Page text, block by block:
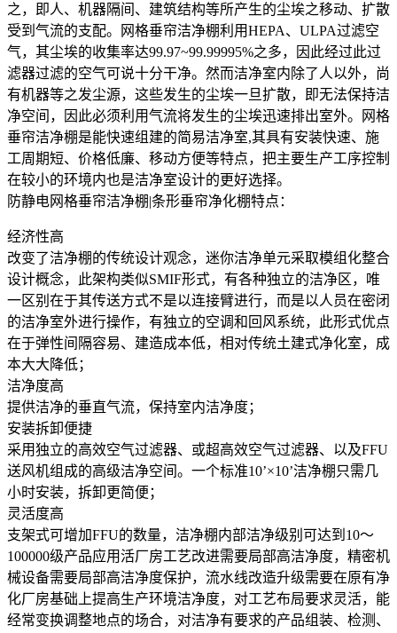
之，即人、机器隔间、建筑结构等所产生的尘埃之移动、扩散
受到气流的支配。网格垂帘洁净棚利用HEPA、ULPA过滤空
气，其尘埃的收集率达99.97~99.99995%之多，因此经过此过
滤器过滤的空气可说十分干净。然而洁净室内除了人以外，尚
有机器等之发尘源，这些发生的尘埃一旦扩散，即无法保持洁
净空间，因此必须利用气流将发生的尘埃迅速排出室外。网格
垂帘洁净棚是能快速组建的简易洁净室,其具有安装快速、施
工周期短、价格低廉、移动方便等特点，把主要生产工序控制
在较小的环境内也是洁净室设计的更好选择。
防静电网格垂帘洁净棚|条形垂帘净化棚特点：
经济性高
改变了洁净棚的传统设计观念，迷你洁净单元采取模组化整合
设计概念，此架构类似SMIF形式，有各种独立的洁净区，唯
一区别在于其传送方式不是以连接臂进行，而是以人员在密闭
的洁净室外进行操作，有独立的空调和回风系统，此形式优点
在于弹性间隔容易、建造成本低，相对传统土建式净化室，成
本大大降低；
洁净度高
提供洁净的垂直气流，保持室内洁净度；
安装拆卸便捷
采用独立的高效空气过滤器、或超高效空气过滤器、以及FFU
送风机组成的高级洁净空间。一个标准10’×10’洁净棚只需几
小时安装，拆卸更简便；
灵活度高
支架式可增加FFU的数量，洁净棚内部洁净级别可达到10～
100000级产品应用活厂房工艺改进需要局部高洁净度，精密机
械设备需要局部高洁净度保护，流水线改造升级需要在原有净
化厂房基础上提高生产环境洁净度，对工艺布局要求灵活，能
经常变换调整地点的场合，对洁净有要求的产品组装、检测、